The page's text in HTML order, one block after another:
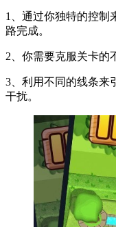
1、通过你独特的控制
路完成。
2、你需要克服关卡的
3、利用不同的线条来
干扰。